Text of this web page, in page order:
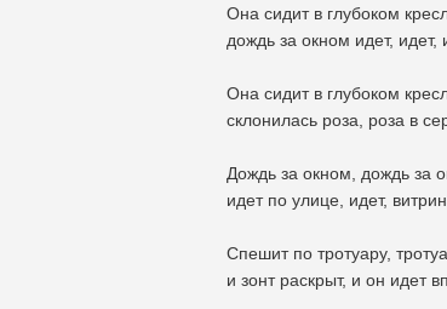
Она сидит в глубоком
дождь за окном идет,
Она сидит в глубоком
склонилась роза, роза в
Дождь за окном, дождь за
идет по улице, идет,
Спешит по тротуару,
и зонт раскрыт, и он идет